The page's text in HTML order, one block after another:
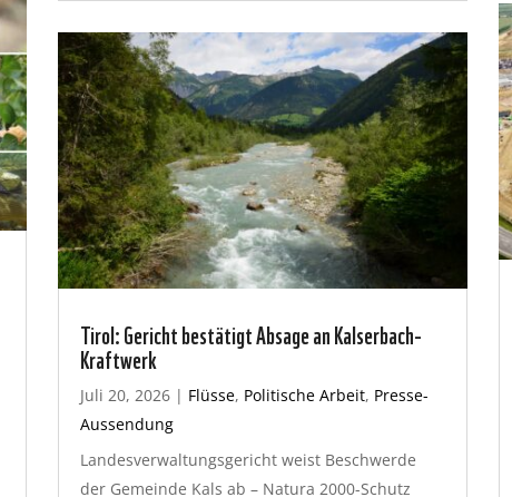
Tirol: Gericht bestätigt Absage an Kalserbach-
Kraftwerk
Juli 20, 2026| Flüsse, Politische Arbeit, Presse-
Aussendung
Landesverwaltungsgericht weist Beschwerde
der Gemeinde Kals ab – Natura 2000-Schutz